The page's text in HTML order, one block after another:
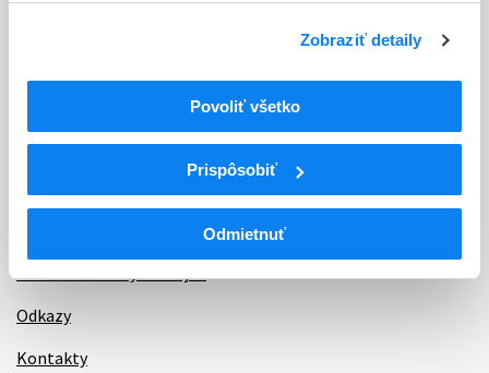
Zobraziť detaily
Povoliť všetko
Prispôsobiť
Odmietnuť
Dotazník spokojnosti zákazníka
Ochrana osobných údajov
Odkazy
Kontakty